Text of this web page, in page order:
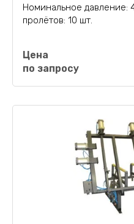
Номинальное давление:
пролётов: 10 шт.
Многопролетный
предназначен для
до 12 метров . В
автоматическая система
Цена
по запросу